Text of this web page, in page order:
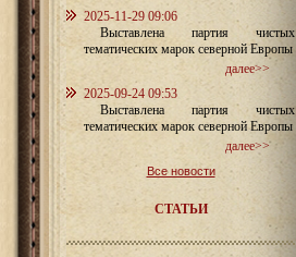
2025-11-29 09:06
Выставлена партия чистых
тематических марок северной Европы
далее>>
2025-09-24 09:53
Выставлена партия чистых
тематических марок северной Европы
далее>>
Все новости
СТАТЬИ